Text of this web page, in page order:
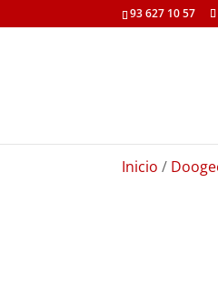
93 627 10 57
Inicio /